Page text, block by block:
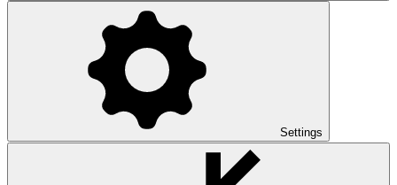
Settings